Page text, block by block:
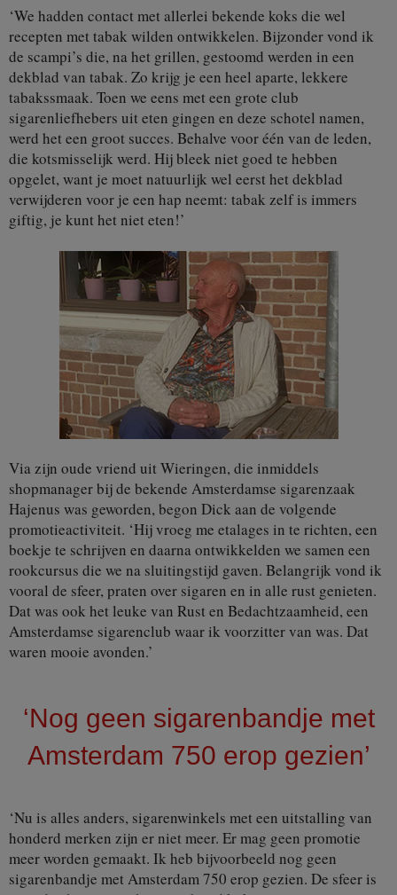
‘We hadden contact met allerlei bekende koks die wel
recepten met tabak wilden ontwikkelen. Bijzonder vond ik
de scampi’s die, na het grillen, gestoomd werden in een
dekblad van tabak. Zo krijg je een heel aparte, lekkere
tabakssmaak. Toen we eens met een grote club
sigarenliefhebers uit eten gingen en deze schotel namen,
werd het een groot succes. Behalve voor één van de leden,
die kotsmisselijk werd. Hij bleek niet goed te hebben
opgelet, want je moet natuurlijk wel eerst het dekblad
verwijderen voor je een hap neemt: tabak zelf is immers
giftig, je kunt het niet eten!’
Via zijn oude vriend uit Wieringen, die inmiddels
shopmanager bij de bekende Amsterdamse sigarenzaak
Hajenus was geworden, begon Dick aan de volgende
promotieactiviteit. ‘Hij vroeg me etalages in te richten, een
boekje te schrijven en daarna ontwikkelden we samen een
rookcursus die we na sluitingstijd gaven. Belangrijk vond ik
vooral de sfeer, praten over sigaren en in alle rust genieten.
Dat was ook het leuke van Rust en Bedachtzaamheid, een
Amsterdamse sigarenclub waar ik voorzitter van was. Dat
waren mooie avonden.’
‘Nog geen sigarenbandje met
Amsterdam 750 erop gezien’
‘Nu is alles anders, sigarenwinkels met een uitstalling van
honderd merken zijn er niet meer. Er mag geen promotie
meer worden gemaakt. Ik heb bijvoorbeeld nog geen
sigarenbandje met Amsterdam 750 erop gezien. De sfeer is